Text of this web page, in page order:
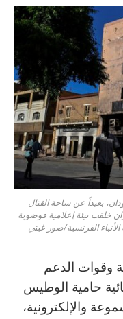
بعيداً عن ساحة القتال
خلقت بيئة إعلامية فوضوية
الفرنسية/صور غيتي
وقوات الدعم
حامية الوطيس
والإلكترونية،